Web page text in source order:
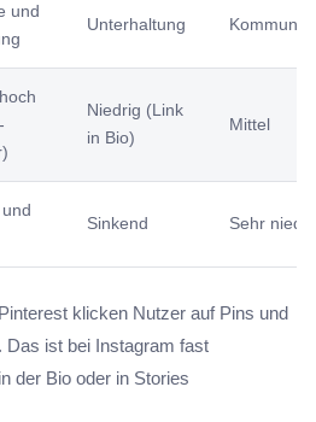
und
Unterhaltung
Niedrig (Link
in Bio)
Mittel
Sinkend Sehr
klicken Nutzer auf Pins und
Das ist bei Instagram fast
der Bio oder in Stories